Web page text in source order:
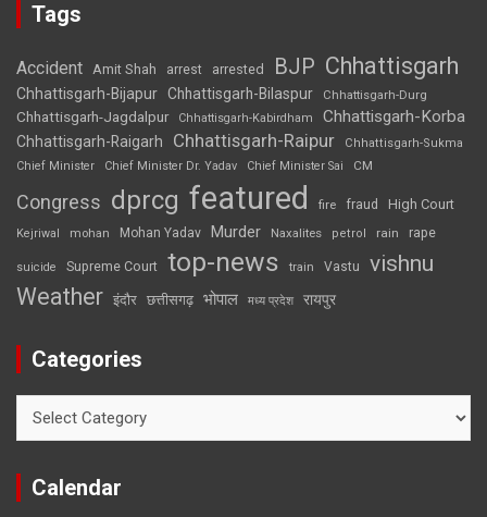
Tags
Accident Amit Shah arrest arrested BJP Chhattisgarh
Chhattisgarh-Bijapur Chhattisgarh-Bilaspur Chhattisgarh-Durg
Chhattisgarh-Jagdalpur Chhattisgarh-Kabirdham Chhattisgarh-Korba
Chhattisgarh-Raigarh Chhattisgarh-Raipur
Chhattisgarh-Sukma
Chief Minister
Chief Minister Dr. Yadav Chief Minister Sai CM
Congress dprcg featured fire fraud High Court
Kejriwal mohan Mohan Yadav Murder Naxalites petrol rain rape
suicide Supreme Court top-news train Vastu vishnu
Weather इंदौर छत्तीसगढ़ भोपाल मध्य प्रदेश रायपुर
Categories
Calendar